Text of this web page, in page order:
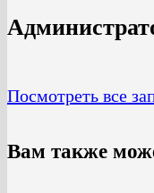
Посмотреть все
Вам также